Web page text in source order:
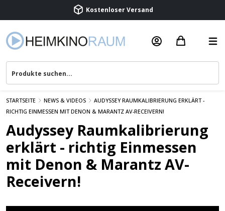
Kostenloser Versand
Beratung & Service
STARTSEITE NEWS & VIDEOS
AUDYSSEY RAUMKALIBRIERUNG ERKLÄRT -
RICHTIG EINMESSEN MIT DENON & MARANTZ AV-RECEIVERN!
Audyssey Raumkalibrierung
erklärt - richtig Einmessen
mit Denon & Marantz AV-
Receivern!